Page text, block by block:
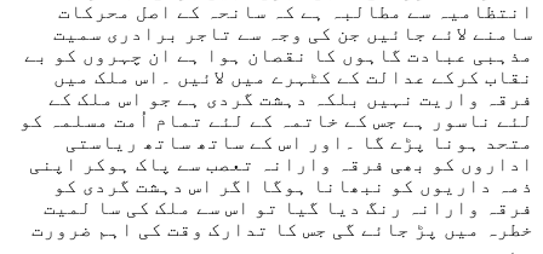
انتظامیہ سے مطالبہ ہے کہ سانحہ کے اصل محرکات
سامنے لائے جائیں جن کی وجہ سے تاجر برادری سمیت
مذہبی عبادت گاہوں کا نقصان ہوا ہے ان چہروں کو بے
نقاب کرکے عدالت کے کٹہرے میں لائیں ۔اس ملک میں
فرقہ واریت نہیں بلکہ دہشت گردی ہے جو اس ملک کے
لئے ناسور ہے جس کے خاتمہ کے لئے تمام اُمت مسلمہ کو
متحد ہونا پڑے گا ۔اور اس کے ساتھ ساتھ ریاستی
اداروں کو بھی فرقہ وارانہ تعصب سے پاک ہوکر اپنی
ذمہ داریوں کو نبھانا ہوگا اگر اس دہشت گردی کو
فرقہ وارانہ رنگ دیا گیا تو اس سے ملک کی سا لمیت
خطرہ میں پڑ جائے گی جس کا تدارک وقت کی اہم ضرورت